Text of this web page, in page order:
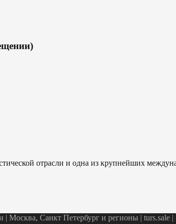
отрасли и одна из крупнейших
Москва, Санкт Петербург и регионы | turs.sale |